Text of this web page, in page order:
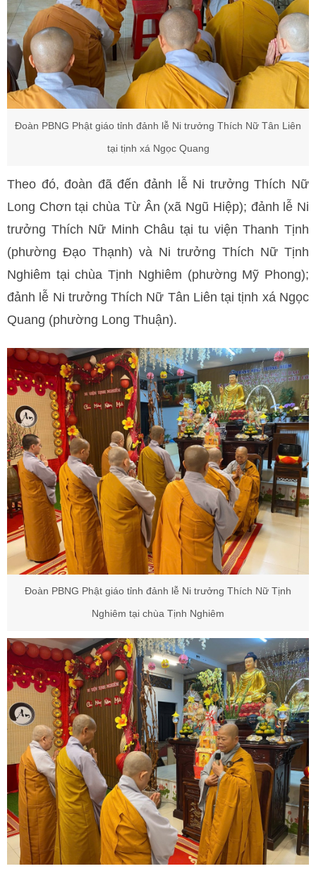
Đoàn PBNG Phật giáo tỉnh đảnh lễ Ni trưởng Thích Nữ Tân Liên
tại tịnh xá Ngọc Quang
Theo đó, đoàn đã đến đảnh lễ Ni trưởng Thích Nữ
Long Chơn tại chùa Từ Ân (xã Ngũ Hiệp); đảnh lễ Ni
trưởng Thích Nữ Minh Châu tại tu viện Thanh Tịnh
(phường Đạo Thạnh) và Ni trưởng Thích Nữ Tịnh
Nghiêm tại chùa Tịnh Nghiêm (phường Mỹ Phong);
đảnh lễ Ni trưởng Thích Nữ Tân Liên tại tịnh xá Ngọc
Quang (phường Long Thuận).
Đoàn PBNG Phật giáo tỉnh đảnh lễ Ni trưởng Thích Nữ Tịnh
Nghiêm tại chùa Tịnh Nghiêm